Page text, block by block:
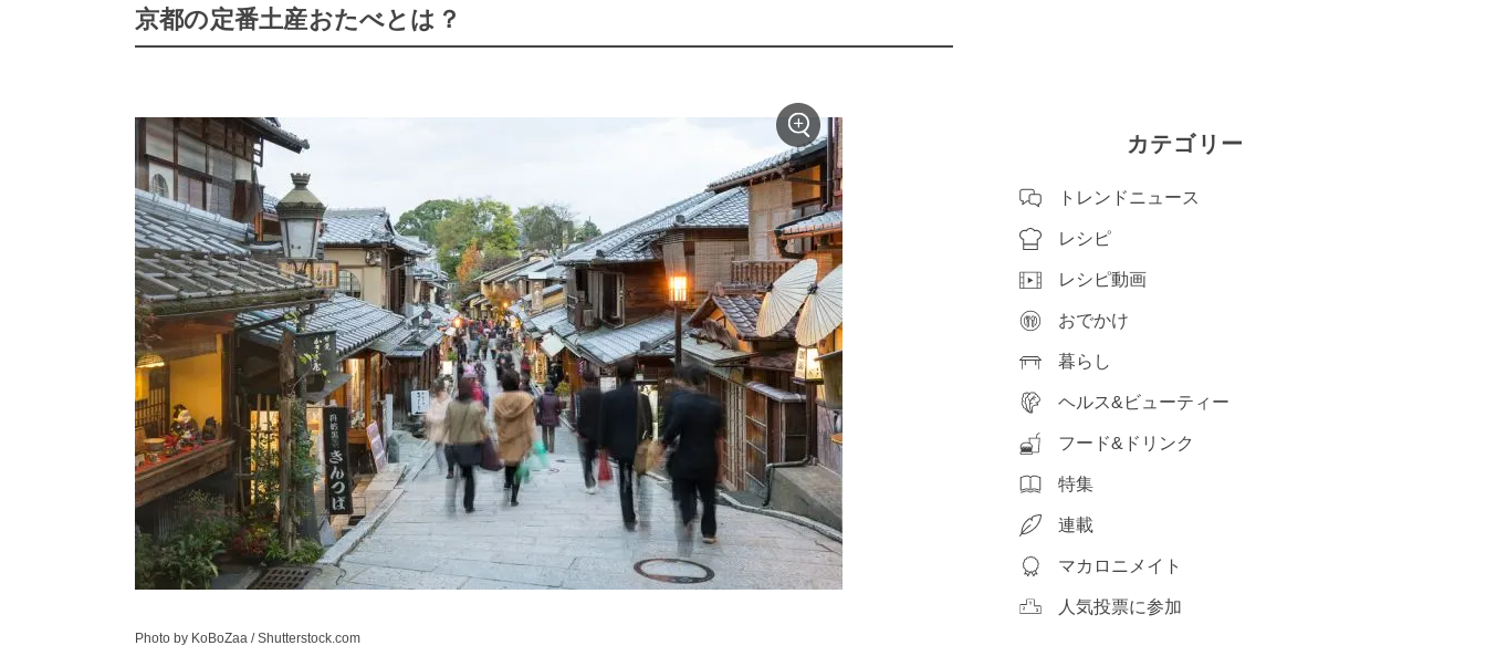
京都の定番土産おたべとは？
Photo by KoBoZaa / Shutterstock.com
カテゴリー
トレンドニュース
レシピ
レシピ動画
おでかけ
暮らし
ヘルス&ビューティー
フード&ドリンク
特集
連載
マカロニメイト
人気投票に参加